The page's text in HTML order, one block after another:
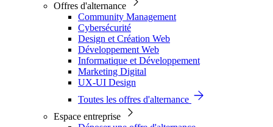
Offres d'alternance
Community Management
Cybersécurité
Design et Création Web
Développement Web
Informatique et Développement
Marketing Digital
UX-UI Design
Toutes les offres d'alternance
Espace entreprise